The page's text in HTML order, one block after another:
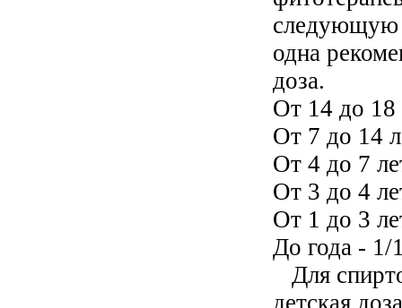
следующую
одна
доза.
От 14 до 18
От 7 до 14
От 4 до 7
От 3 до 4
От 1 до 3
До года - 1/
Для
детская